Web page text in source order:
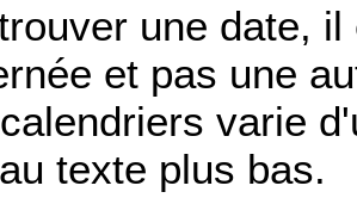
une date,
et pas une
varie
texte plus bas.